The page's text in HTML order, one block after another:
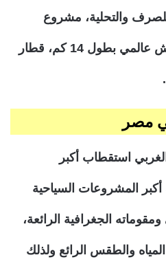
والتحلية، مشروع
حواجز الأمواج، كورنيش عالمي بطول 14 كم، قطار
مصر
استقطاب أكبر
أكبر المشروعات السياحية
الجغرافية الرائعة،
والطقس الرائع ولذلك